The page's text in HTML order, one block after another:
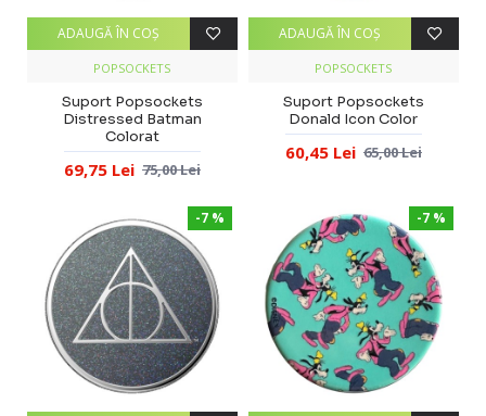
POPSOCKETS
Suport Popsockets
Distressed Batman
Colorat
69,75 Lei 75,00 Lei
ADAUGĂ ÎN COŞ
POPSOCKETS
Suport Popsockets
Donald Icon Color
60,45 Lei 65,00 Lei
ADAUGĂ ÎN COŞ
-7 % -7 %